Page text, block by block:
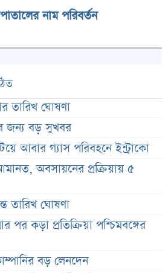
নাম পরিবর্তন
তারিখ ঘোষণা
জন্য বড় সুখবর
আবার গ্যাস পরিবহনে ইন্ট্রাকো
অবসায়নের প্রক্রিয়ায় ৫
তারিখ ঘোষণা
পর কড়া প্রতিক্রিয়া পশ্চিমবঙ্গের
বড় লেনদেন